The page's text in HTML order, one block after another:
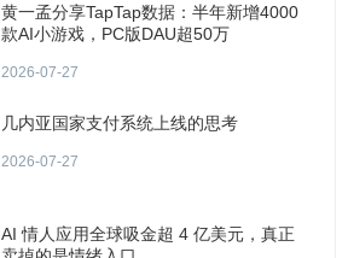
黄一孟分享TapTap数据：半年新增4000
款AI小游戏，PC版DAU超50万
2026-07-27
几内亚国家支付系统上线的思考
2026-07-27
AI 情人应用全球吸金超 4 亿美元，真正